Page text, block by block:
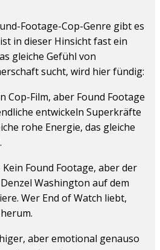
Footage-Cop-Genre gibt es
in dieser Hinsicht fast ein
gleiche Gefühl von
sucht, wird hier fündig:
Cop-Film, aber Found Footage
entwickeln Superkräfte
rohe Energie, das gleiche
Kein Found Footage, aber der
Washington auf dem
Wer End of Watch liebt,
aber emotional genauso